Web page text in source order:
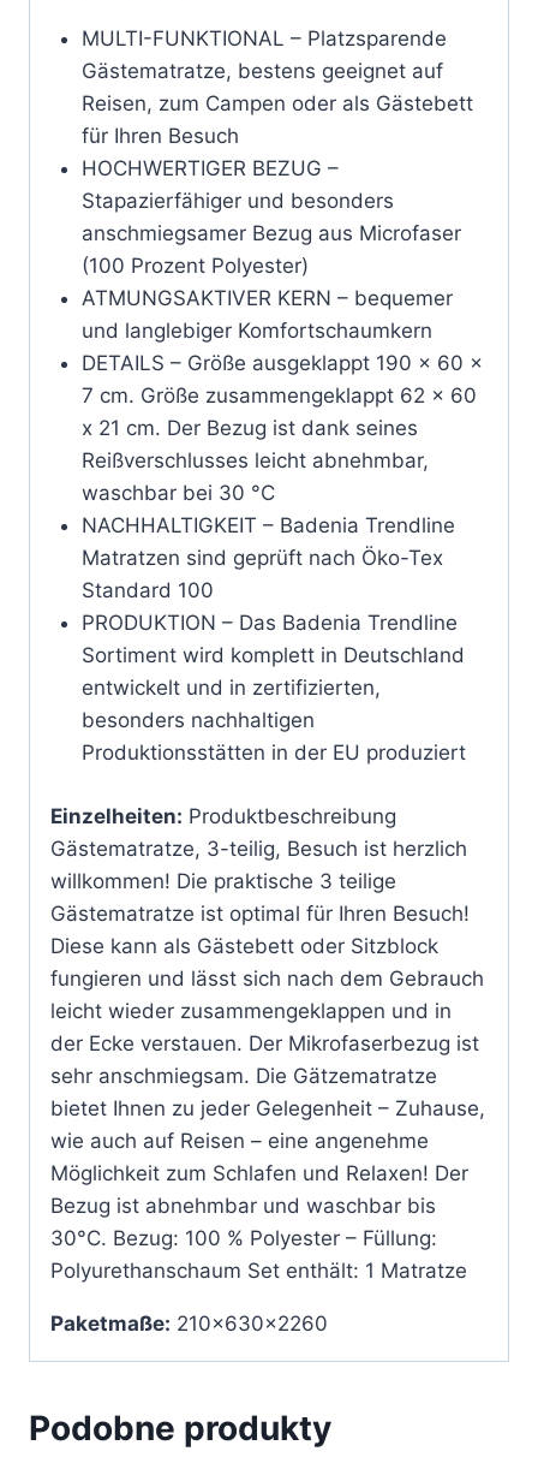
MULTI-FUNKTIONAL – Platzsparende
Gästematratze, bestens geeignet auf
Reisen, zum Campen oder als Gästebett
für Ihren Besuch
HOCHWERTIGER BEZUG –
Stapazierfähiger und besonders
anschmiegsamer Bezug aus Microfaser
(100 Prozent Polyester)
ATMUNGSAKTIVER KERN – bequemer
und langlebiger Komfortschaumkern
DETAILS – Größe ausgeklappt 190 x 60 x
7 cm. Größe zusammengeklappt 62 x 60
x 21 cm. Der Bezug ist dank seines
Reißverschlusses leicht abnehmbar,
waschbar bei 30 °C
NACHHALTIGKEIT – Badenia Trendline
Matratzen sind geprüft nach Öko-Tex
Standard 100
PRODUKTION – Das Badenia Trendline
Sortiment wird komplett in Deutschland
entwickelt und in zertifizierten,
besonders nachhaltigen
Produktionsstätten in der EU produziert
Einzelheiten: Produktbeschreibung
Gästematratze, 3-teilig, Besuch ist herzlich
willkommen! Die praktische 3 teilige
Gästematratze ist optimal für Ihren Besuch!
Diese kann als Gästebett oder Sitzblock
fungieren und lässt sich nach dem Gebrauch
leicht wieder zusammengeklappen und in
der Ecke verstauen. Der Mikrofaserbezug ist
sehr anschmiegsam. Die Gätzematratze
bietet Ihnen zu jeder Gelegenheit – Zuhause,
wie auch auf Reisen – eine angenehme
Möglichkeit zum Schlafen und Relaxen! Der
Bezug ist abnehmbar und waschbar bis
30°C. Bezug: 100 % Polyester – Füllung:
Polyurethanschaum Set enthält: 1 Matratze
Paketmaße: 210x630x2260
Podobne produkty